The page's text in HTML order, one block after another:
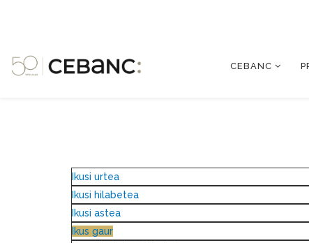
CEBANC
Ikusi urtea
Ikusi hilabetea
Ikusi astea
Ikus gaur